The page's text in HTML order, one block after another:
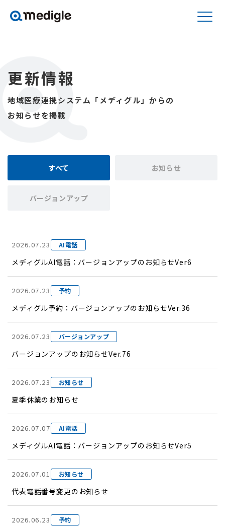
更新情報
地域医療連携システム「メディグル」からの
お知らせを掲載
すべて お知らせ
バージョンアップ
2026.07.23 AI電話
メディグルAI電話：バージョンアップのお知らせVer6
2026.07.23 予約
メディグル予約：バージョンアップのお知らせVer.36
2026.07.23 バージョンアップ
バージョンアップのお知らせVer.76
2026.07.23 お知らせ
夏季休業のお知らせ
2026.07.07 AI電話
メディグルAI電話：バージョンアップのお知らせVer5
2026.07.01 お知らせ
代表電話番号変更のお知らせ
2026.06.23 予約